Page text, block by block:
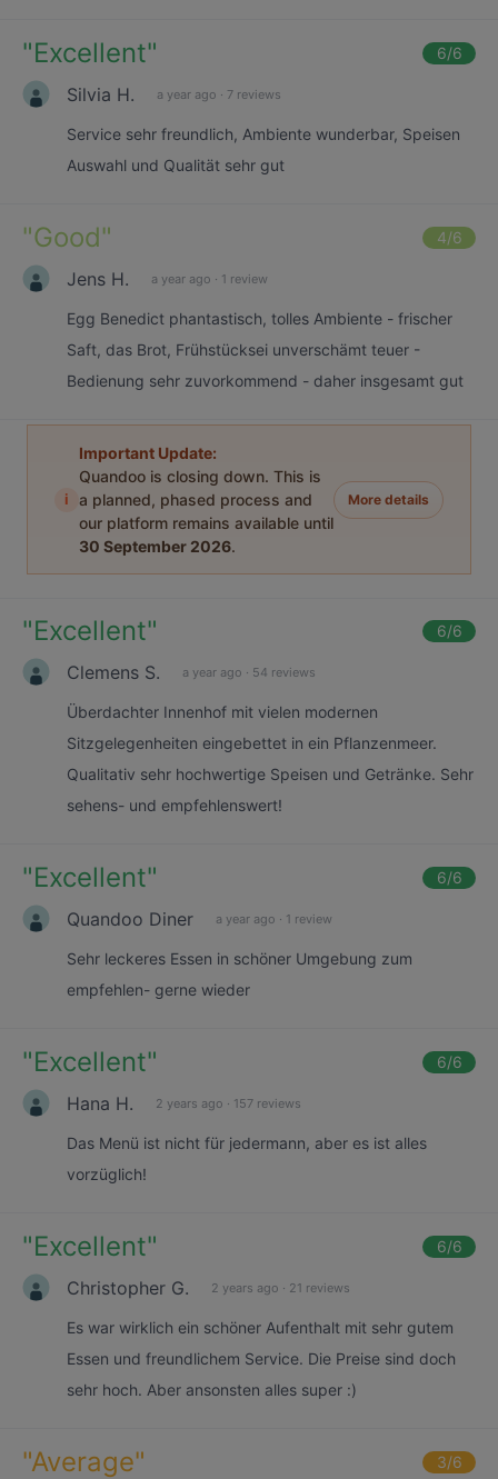
"Excellent" 6/6
Silvia H. a year ago · 7 reviews
Service sehr freundlich, Ambiente wunderbar, Speisen
Auswahl und Qualität sehr gut
"Good" 4/6
Jens H. a year ago · 1 review
Egg Benedict phantastisch, tolles Ambiente - frischer
Saft, das Brot, Frühstücksei unverschämt teuer -
Bedienung sehr zuvorkommend - daher insgesamt gut
i
Important Update:
Quandoo is closing down. This is
a planned, phased process and
our platform remains available until
30 September 2026.
More details
"Excellent" 6/6
Clemens S. a year ago · 54 reviews
Überdachter Innenhof mit vielen modernen
Sitzgelegenheiten eingebettet in ein Pflanzenmeer.
Qualitativ sehr hochwertige Speisen und Getränke. Sehr
sehens- und empfehlenswert!
"Excellent" 6/6
Quandoo Diner a year ago · 1 review
Sehr leckeres Essen in schöner Umgebung zum
empfehlen- gerne wieder
"Excellent" 6/6
Hana H. 2 years ago · 157 reviews
Das Menü ist nicht für jedermann, aber es ist alles
vorzüglich!
"Excellent" 6/6
Christopher G. 2 years ago · 21 reviews
Es war wirklich ein schöner Aufenthalt mit sehr gutem
Essen und freundlichem Service. Die Preise sind doch
sehr hoch. Aber ansonsten alles super :)
"Average" 3/6